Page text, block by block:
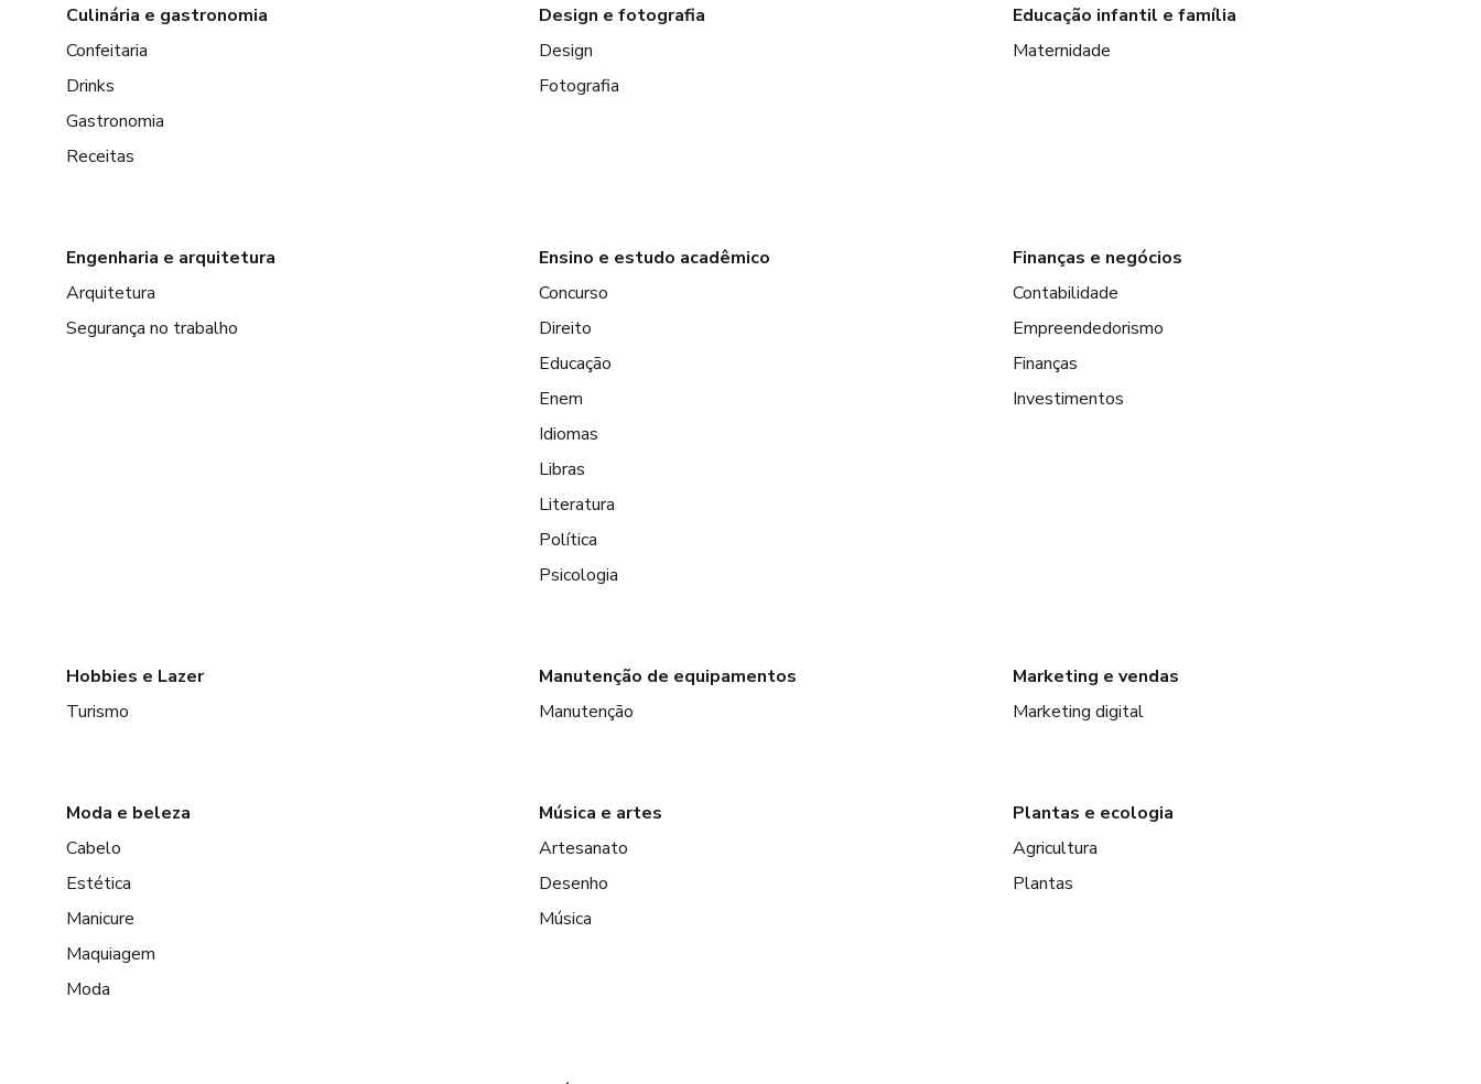
Culinária e gastronomia
Confeitaria
Drinks
Gastronomia
Receitas
Design e fotografia
Design
Fotografia
Educação infantil e família
Maternidade
Engenharia e arquitetura
Arquitetura
Segurança no trabalho
Ensino e estudo acadêmico
Concurso
Direito
Educação
Enem
Idiomas
Libras
Literatura
Política
Psicologia
Finanças e negócios
Contabilidade
Empreendedorismo
Finanças
Investimentos
Hobbies e Lazer
Turismo
Manutenção de equipamentos
Manutenção
Marketing e vendas
Marketing digital
Moda e beleza
Cabelo
Estética
Manicure
Maquiagem
Moda
Música e artes
Artesanato
Desenho
Música
Plantas e ecologia
Agricultura
Plantas